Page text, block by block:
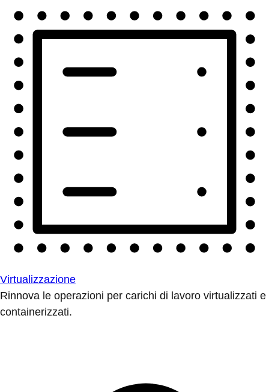
Virtualizzazione
Rinnova le operazioni per carichi di lavoro virtualizzati e
containerizzati.